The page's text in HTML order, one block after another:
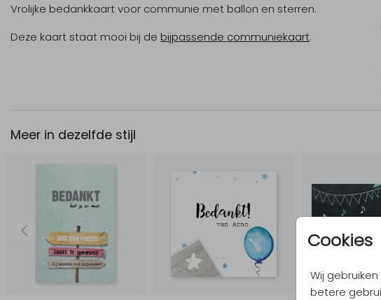
Cookies
Wij
betere
Vrolijke bedankkaart voor communie met ballon en sterren.
Deze kaart staat mooi bij de bijpassende communiekaart.
Meer in dezelfde stijl